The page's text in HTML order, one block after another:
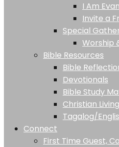
I Am
Invite a
Special
Worship
Bible Resources
Bible
Devotionals
Bible Study
Christian Living
Tagalog/
Connect
First Time Guest,